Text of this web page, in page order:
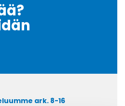
ark. 8-16